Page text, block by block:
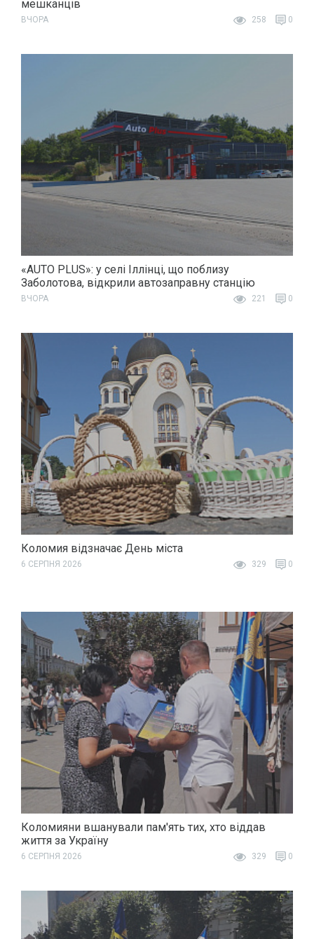
мешканців
ВЧОРА 258 0
«AUTO PLUS»: у селі Іллінці, що поблизу
Заболотова, відкрили автозаправну станцію
ВЧОРА 221 0
Коломия відзначає День міста
6 СЕРПНЯ 2026 329 0
Коломияни вшанували пам'ять тих, хто віддав
життя за Україну
6 СЕРПНЯ 2026 329 0